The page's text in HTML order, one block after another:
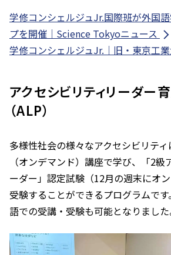
学修コンシェルジュJr.国際班が外国
プを開催｜Science Tokyoニュース
学修コンシェルジュJr.｜旧・東京工
アクセシビリティリーダー
（ALP）
多様性社会の様々なアクセシビリテ
（オンデマンド）講座で学び、「2級
ーダー」認定試験（12月の週末にオ
受験することができるプログラムで
語での受講・受験も可能となりました